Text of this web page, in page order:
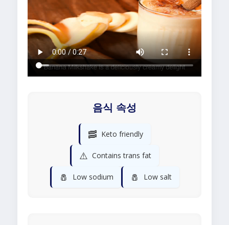
음식 속성
🥓 Keto friendly
⚠️ Contains trans fat
🧂 Low sodium 🧂 Low salt